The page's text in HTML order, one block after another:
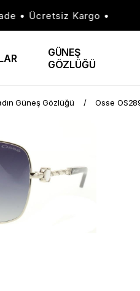
• Ücretsiz Kargo •
GÜNEŞ
GÖZLÜĞÜ
Güneş Gözlüğü Osse